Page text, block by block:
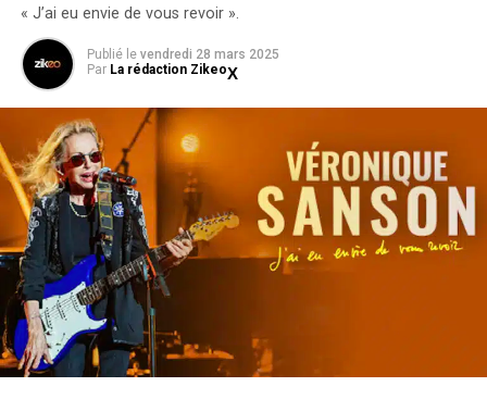
« J’ai eu envie de vous revoir ».
Publié le vendredi 28 mars 2025
Par La rédaction Zikeo